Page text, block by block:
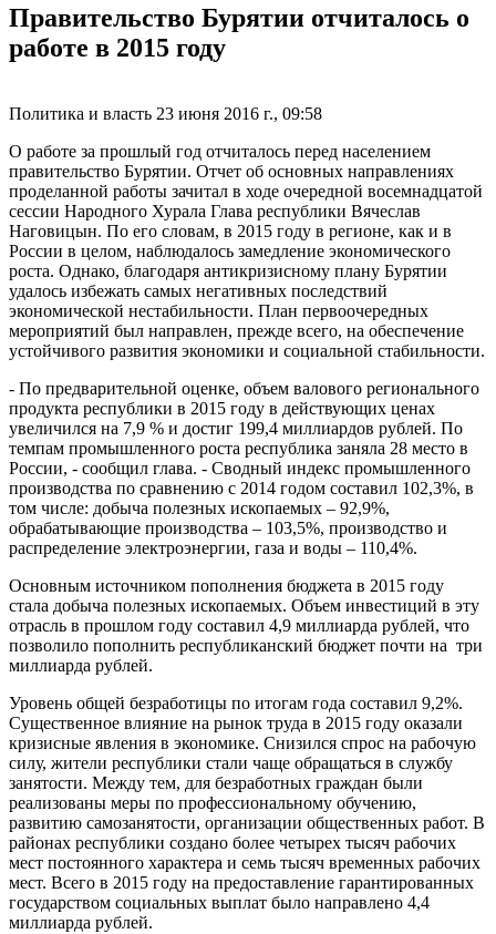
Правительство Бурятии отчиталось о
работе в 2015 году
Политика и власть 23 июня 2016 г., 09:58
О работе за прошлый год отчиталось перед населением
правительство Бурятии. Отчет об основных направлениях
проделанной работы зачитал в ходе очередной восемнадцатой
сессии Народного Хурала Глава республики Вячеслав
Наговицын. По его словам, в 2015 году в регионе, как и в
России в целом, наблюдалось замедление экономического
роста. Однако, благодаря антикризисному плану Бурятии
удалось избежать самых негативных последствий
экономической нестабильности. План первоочередных
мероприятий был направлен, прежде всего, на обеспечение
устойчивого развития экономики и социальной стабильности.
- По предварительной оценке, объем валового регионального
продукта республики в 2015 году в действующих ценах
увеличился на 7,9 % и достиг 199,4 миллиардов рублей. По
темпам промышленного роста республика заняла 28 место в
России, - сообщил глава. - Сводный индекс промышленного
производства по сравнению с 2014 годом составил 102,3%, в
том числе: добыча полезных ископаемых – 92,9%,
обрабатывающие производства – 103,5%, производство и
распределение электроэнергии, газа и воды – 110,4%.
Основным источником пополнения бюджета в 2015 году
стала добыча полезных ископаемых. Объем инвестиций в эту
отрасль в прошлом году составил 4,9 миллиарда рублей, что
позволило пополнить республиканский бюджет почти на три
миллиарда рублей.
Уровень общей безработицы по итогам года составил 9,2%.
Существенное влияние на рынок труда в 2015 году оказали
кризисные явления в экономике. Снизился спрос на рабочую
силу, жители республики стали чаще обращаться в службу
занятости. Между тем, для безработных граждан были
реализованы меры по профессиональному обучению,
развитию самозанятости, организации общественных работ. В
районах республики создано более четырех тысяч рабочих
мест постоянного характера и семь тысяч временных рабочих
мест. Всего в 2015 году на предоставление гарантированных
государством социальных выплат было направлено 4,4
миллиарда рублей.